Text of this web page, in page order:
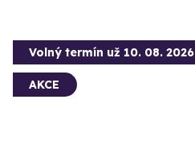
Volný termín už 10. 08. 2026
AKCE